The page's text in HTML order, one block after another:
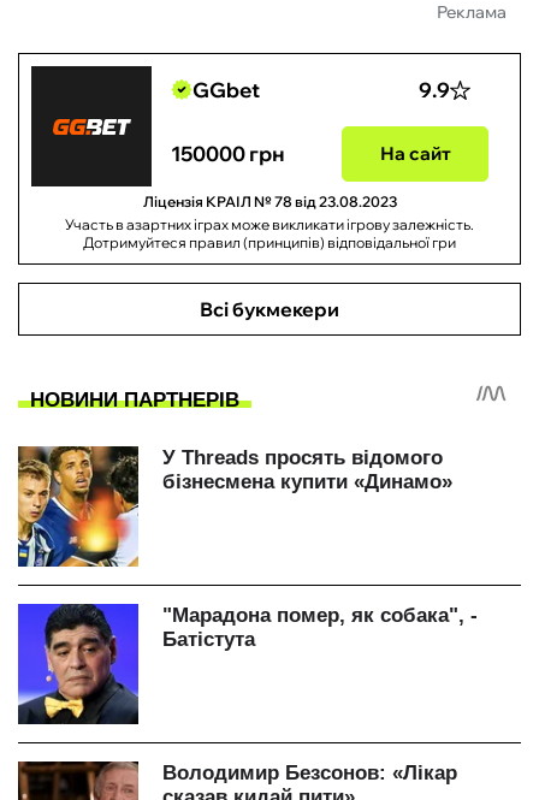
Реклама
GGbet 9.9
150000 грн На сайт
Ліцензія КРАІЛ № 78 від 23.08.2023
Участь в азартних іграх може викликати ігрову залежність.
Дотримуйтеся правил (принципів) відповідальної гри
Всі букмекери